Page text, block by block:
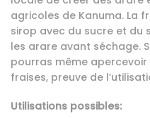
agricoles de Kanuma. La
sirop avec du sucre et du
les arare avant séchage.
pourras même
fraises, preuve de
Utilisations possibles: